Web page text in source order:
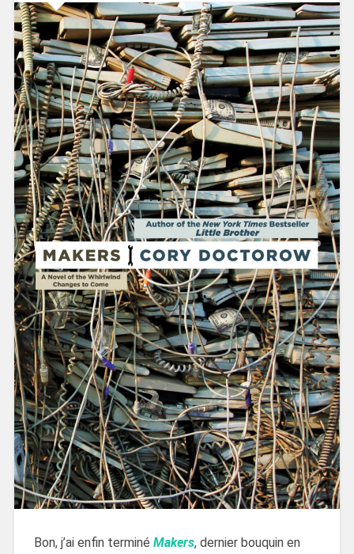
Bon, j’ai enfin terminé Makers, dernier bouquin en